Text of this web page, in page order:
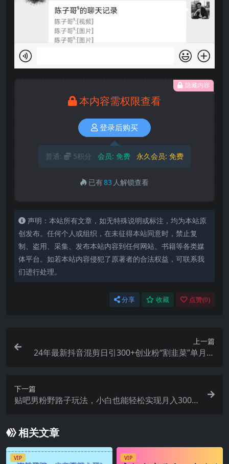
隐藏内容
本内容需权限查看
登录后购买
普通: 5积分 会员: 免费 永久会员: 免费
已有83 人解锁查看
声明：本站所有文章，如无特殊说明或标注，均为本站原
创发布。任何个人或组织，在未征得本站同意时，禁止复
制、盗用、采集、发布本站内容到任何网站、书籍等各类媒
体平台。如若本站内容侵犯了原著者的合法权益，可联系我
们进行处理。
分享 收藏 点赞(0)
上一篇
24年最新抖音混剪日引300+创业粉“割韭菜”单月变
下一篇
贴吧男粉野路子玩法，小白也能轻松实现月入3000
相关文章
VIP VIP